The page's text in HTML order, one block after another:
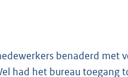
benaderd met
had het bureau toegang